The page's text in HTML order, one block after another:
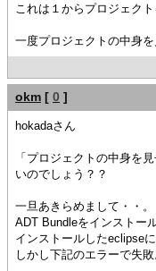
これは１からプロジェク
一度プロジェクトの中身
okm [ 0 ]
hokadaさん
「プロジェクトの中身を
いのでしょう？？
一旦あきらめまして・・。
ADT Bundleをインストール
インストールしたeclipse
しかし下記のエラーで失敗